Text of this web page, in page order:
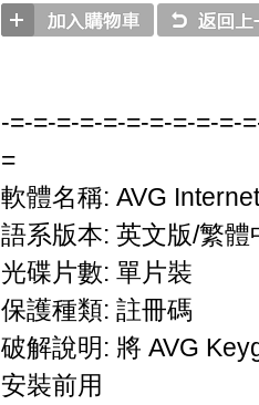
-=-=-=-=-=-=-=-=-=-=-
=
軟體名稱: AVG
語系版本: 英文版/繁體
光碟片數: 單片裝
保護種類: 註冊碼
破解說明: 將 AVG
安裝前用